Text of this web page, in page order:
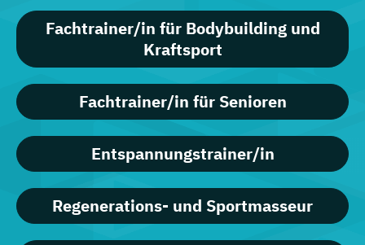
Fachtrainer/in für Bodybuilding und
Kraftsport
Fachtrainer/in für Senioren
Entspannungstrainer/in
Regenerations- und Sportmasseur